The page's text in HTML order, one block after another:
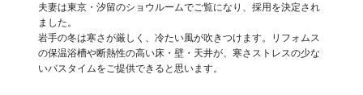
夫妻は東京・汐留のショウルームでご覧になり、採用を決定され
ました。
岩手の冬は寒さが厳しく、冷たい風が吹きつけます。リフォムス
の保温浴槽や断熱性の高い床・壁・天井が、寒さストレスの少な
いバスタイムをご提供できると思います。